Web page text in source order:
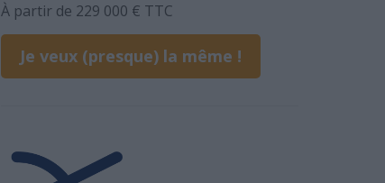
À partir de 229 000 € TTC
Je veux (presque) la même !